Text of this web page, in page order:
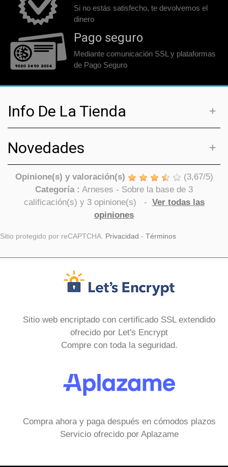
Si no estás satisfecho, te devolvemos el
dinero
Pago seguro
Mediante comunicación SSL y plataformas
de Pago Seguro
Info De La Tienda
Novedades
Opinione(s) y valoración(s) (3,67/5)
Categoría : Arneses - Sobre la base de 3
calificación(s) y 3opinione(s) - Ver todas las
opiniones
Sitio protegido por reCAPTCHA. Privacidad - Términos
Sitio web encriptado con certificado SSL extendido
ofrecido por Let's Encrypt
Compre con toda la seguridad.
Compra ahora y paga después en cómodos plazos
Servicio ofrecido por Aplazame